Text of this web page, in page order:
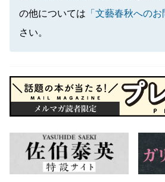
の他については 「文藝春秋へのお
さい。